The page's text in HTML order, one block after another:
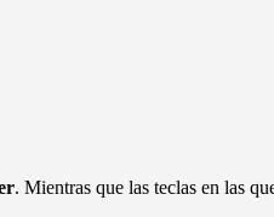
. Mientras que las teclas en las